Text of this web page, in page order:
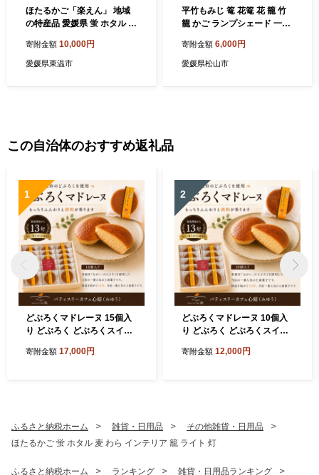
ほたるかご「楽えん」 地域
の特産品 愛媛県 蛍 ホタル 麦
寄附金額 10,000円
愛媛県東温市
平竹もみじ 篭 花篭 花 籠 竹
籠 かご ランプシェード 一輪
県 松山市
寄附金額 6,000円
愛媛県松山市
この自治体のおすすめ返礼品
1
どぶろくマドレーヌ 15個入
り どぶろく どぶろくスイー
子 個包装 おやつ ギフト 手土
寄附金額 17,000円
2
どぶろくマドレーヌ 10個入
り どぶろく どぶろくスイー
子 個包装 おやつ ギフト 手土
寄附金額 12,000円
ふるさと納税ホーム 雑貨・日用品
その他雑貨・日用品
ほたるかご 蛍 ホタル 麦 わら インテリア 籠 ライト 灯
ふるさと納税ホーム ランキング 雑貨・日用品ランキング